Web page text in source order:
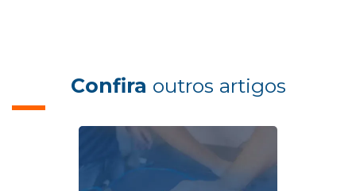
Confira outros artigos